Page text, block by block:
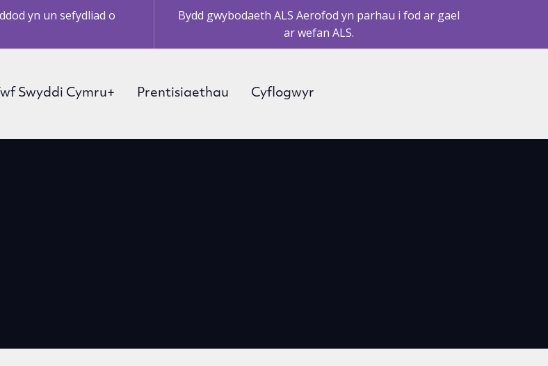
yn un sefydliad o
Bydd gwybodaeth ALS Aerofod yn parhau i fod ar gael
ar wefan ALS.
Swyddi Cymru+ Prentisiaethau Cyflogwyr